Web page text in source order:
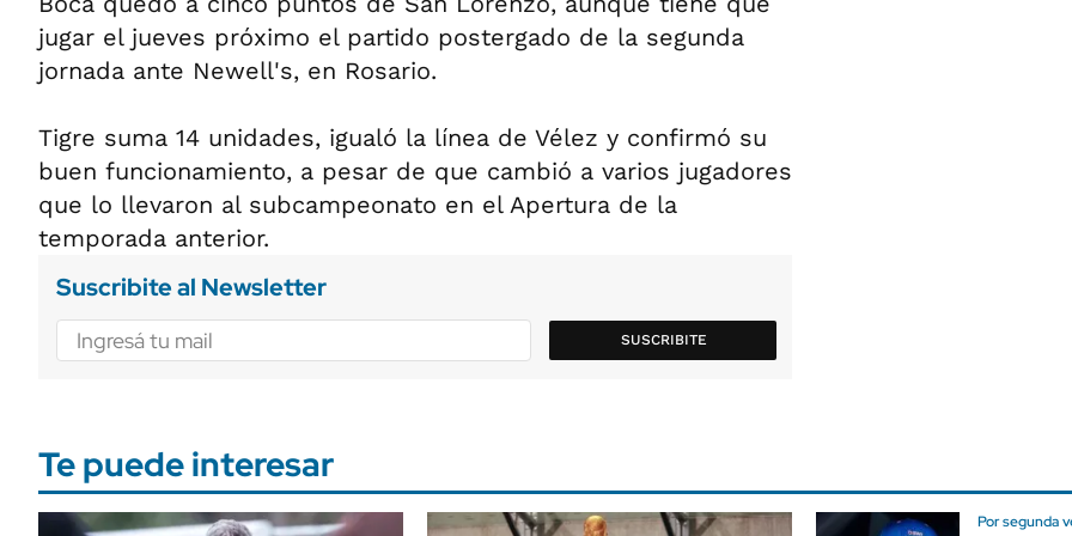
jugar el jueves próximo el partido postergado de la segunda
jornada ante Newell's, en Rosario.
Tigre suma 14 unidades, igualó la línea de Vélez y confirmó su
buen funcionamiento, a pesar de que cambió a varios jugadores
que lo llevaron al subcampeonato en el Apertura de la
temporada anterior.
Suscribite al Newsletter
SUSCRIBITE
Te puede interesar
Por segunda